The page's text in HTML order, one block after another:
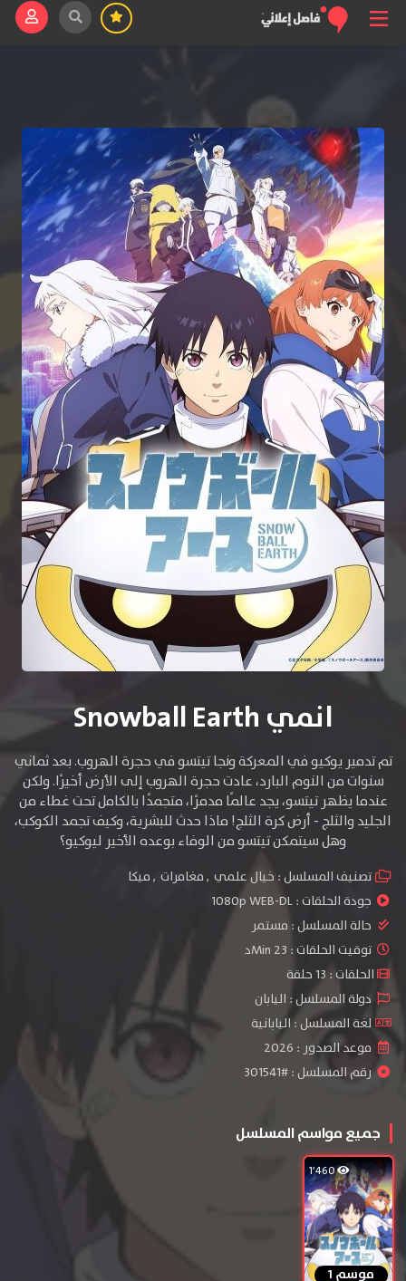
انمي Snowball Earth
تم تدمير يوكيو في المعركة ونجا تيتسو في حجرة الهروب. بعد ثماني
سنوات من النوم البارد، عادت حجرة الهروب إلى الأرض أخيرًا. ولكن
عندما يظهر تيتسو، يجد عالمًا مدمرًا، متجمدًا بالكامل تحت غطاء من
الجليد والثلج - أرض كرة الثلج! ماذا حدث للبشرية، وكيف تجمد الكوكب،
وهل سيتمكن تيتسو من الوفاء بوعده الأخير ليوكيو؟
تصنيف المسلسل : خيال علمي ,مغامرات ,ميكا
جودة الحلقات :1080p WEB-DL
حالة المسلسل : مستمر
توقيت الحلقات : 23 Minد
الحلقات : 13 حلقة
دولة المسلسل : اليابان
لغة المسلسل : اليابانية
موعد الصدور : 2026
رقم المسلسل : #301541
جميع مواسم المسلسل
1٬460
موسم 1